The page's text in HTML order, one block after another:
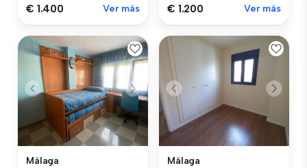
€ 1.400 Ver más € 1.200 Ver más
Málaga Málaga